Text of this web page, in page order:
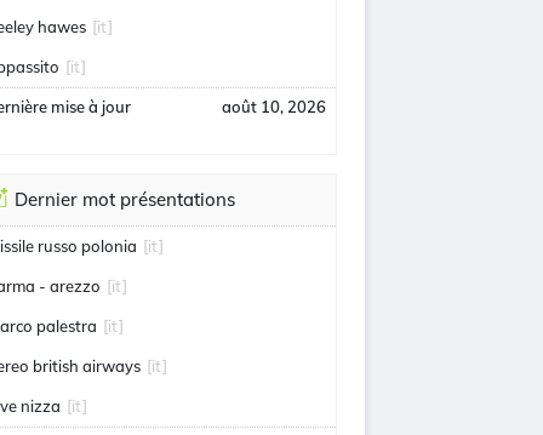
hawes [it]
[it]
mise à jour août 10, 2026
Dernier mot présentations
russo polonia [it]
- arezzo [it]
palestra [it]
british airways [it]
nizza [it]